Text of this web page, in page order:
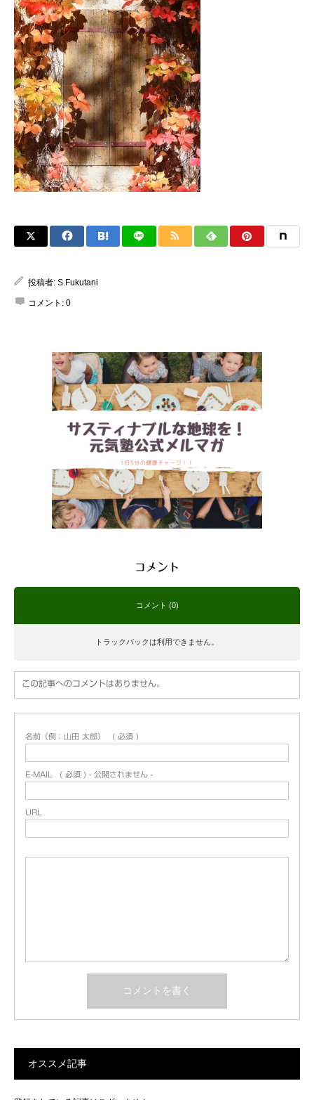
投稿者: S.Fukutani
コメント: 0
コメント
コメント (0)
トラックバックは利用できません。
この記事へのコメントはありません。
名前（例：山田 太郎） ( 必須 )
E-MAIL ( 必須 ) - 公開されません -
URL
オススメ記事